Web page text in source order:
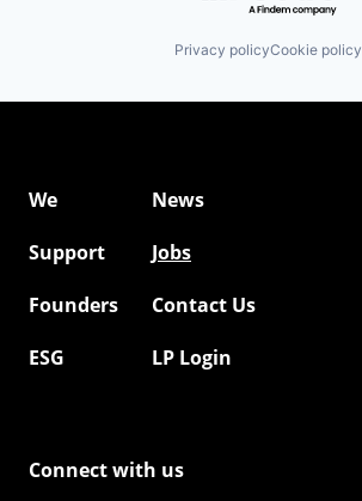
Privacy policyCookie policy
We
News
Support
Jobs
Founders
Contact Us
ESG
LP Login
Connect with us